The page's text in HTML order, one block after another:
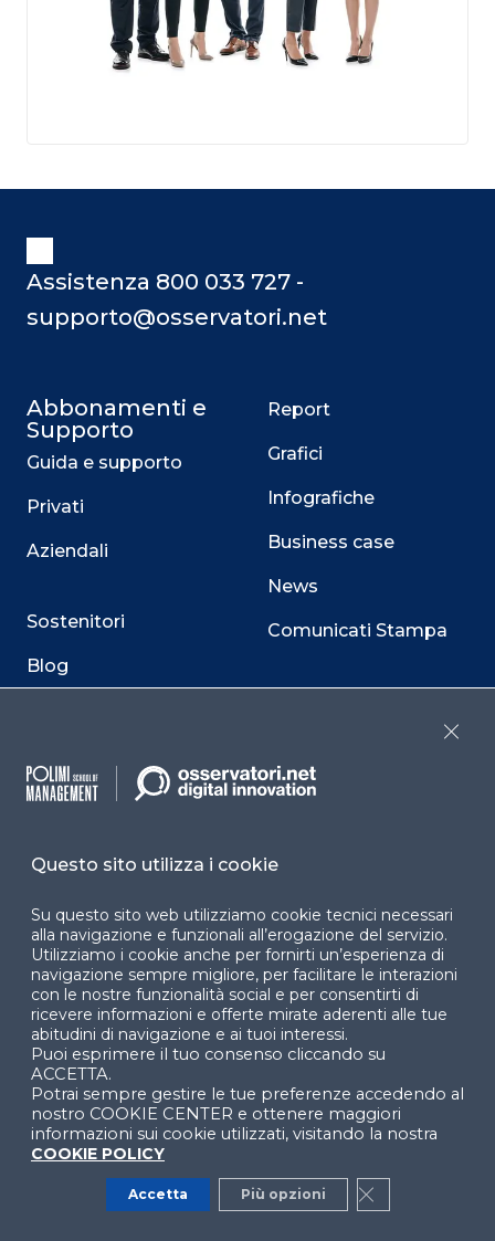
Assistenza 800 033 727 -
supporto@osservatori.net
Abbonamenti e
Supporto
Guida e supporto
Privati
Aziendali
Sostenitori
Blog
Convegni
Report
Grafici
Infografiche
Business case
News
Comunicati Stampa
Privacy policy
Dichiarazione di
accessibilità
Cookie Center
Facebook LinkedIn
YouTube X
Questo sito utilizza i cookie
Su questo sito web utilizziamo cookie tecnici necessari
alla navigazione e funzionali all’erogazione del servizio.
Utilizziamo i cookie anche per fornirti un’esperienza di
navigazione sempre migliore, per facilitare le interazioni
con le nostre funzionalità social e per consentirti di
ricevere informazioni e offerte mirate aderenti alle tue
abitudini di navigazione e ai tuoi interessi.
Puoi esprimere il tuo consenso cliccando su
ACCETTA.
Potrai sempre gestire le tue preferenze accedendo al
nostro COOKIE CENTER e ottenere maggiori
informazioni sui cookie utilizzati, visitando la nostra
COOKIE POLICY
Accetta Più opzioni Close GDPR